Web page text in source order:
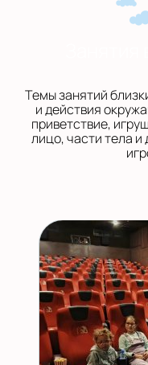
Темы занятий
и действия
приветствие,
лицо, части тела и